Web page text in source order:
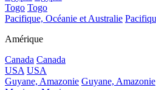
Togo Togo
Pacifique, Océanie et Australie
Amérique
Canada Canada
USA USA
Guyane, Amazonie Guyane, Amazonie